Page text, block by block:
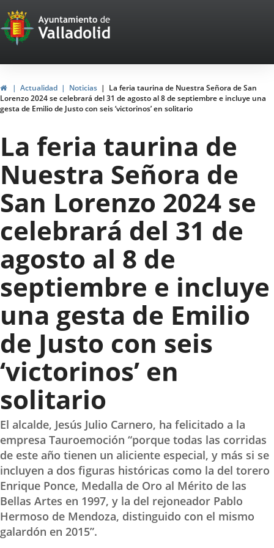
Portal
Web
del
Ayuntamiento
de
Valladolid
InicioActualidad Noticias
La feria taurina de Nuestra Señora de San
Lorenzo 2024 se celebrará del 31 de agosto al 8 de septiembre e incluye una
gesta de Emilio de Justo con seis ‘victorinos’ en solitario
La feria taurina de
Nuestra Señora de
San Lorenzo 2024 se
celebrará del 31 de
agosto al 8 de
septiembre e incluye
una gesta de Emilio
de Justo con seis
‘victorinos’ en
solitario
El alcalde, Jesús Julio Carnero, ha felicitado a la
empresa Tauroemoción “porque todas las corridas
de este año tienen un aliciente especial, y más si se
incluyen a dos figuras históricas como la del torero
Enrique Ponce, Medalla de Oro al Mérito de las
Bellas Artes en 1997, y la del rejoneador Pablo
Hermoso de Mendoza, distinguido con el mismo
galardón en 2015”.